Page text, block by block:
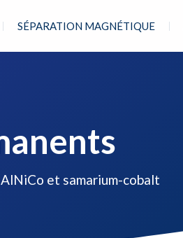
SÉPARATION MAGNÉTIQUE
et samarium-cobalt